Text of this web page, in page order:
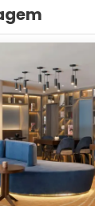
americano.
fascinante.